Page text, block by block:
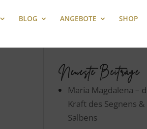
BLOG ANGEBOTE SHOP
Neueste Beiträge
Maria Magdalena –
Kraft des Segnens &
Salbens